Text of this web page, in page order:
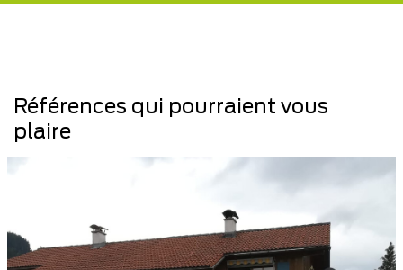
Références qui pourraient vous
plaire